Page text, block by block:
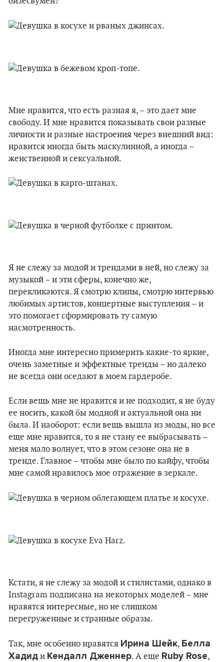
Мне нравится, что есть разная я, – это дает мне
свободу. И мне нравится показывать свои разные
личности и разные настроения через внешний вид:
нравится иногда быть маскулинной, а иногда –
женственной и сексуальной.
Я не слежу за модой и трендами в ней, но слежу за
музыкой – и эти сферы, конечно же,
перекликаются. Я смотрю клипы, смотрю интервью
любимых артистов, концертные выступления – и
это помогает сформировать ту самую
насмотренность.
Иногда мне интересно примерить какие-то яркие,
очень заметные и эффектные тренды – но далеко
не всегда они оседают в моем гардеробе.
Если вещь мне не нравится и не подходит, я не буду
ее носить, какой бы модной и актуальной она ни
была. И наоборот: если вещь вышла из моды, но все
еще мне нравится, то я не стану ее выбрасывать –
меня мало волнует, что в этом сезоне она не в
тренде. Главное – чтобы мне было по кайфу, чтобы
мне самой нравилось мое отражение в зеркале.
Кстати, я не слежу за модой и стилистами, однако в
Instagram подписана на некоторых моделей – мне
нравятся интересные, но не слишком
перегруженные и странные образы.
Так, мне особенно нравятся Ирина Шейк, Белла
Хадид и Кендалл Дженнер. А еще Ruby Rose,